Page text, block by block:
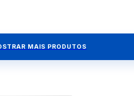
MAIS PRODUTOS